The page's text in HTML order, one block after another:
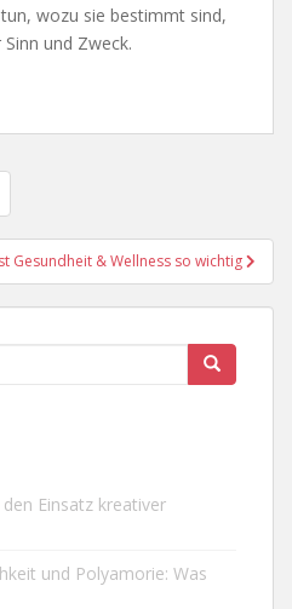
wozu sie bestimmt sind,
und Zweck.
Gesundheit & Wellness so wichtig
Einsatz kreativer
und Polyamorie: Was